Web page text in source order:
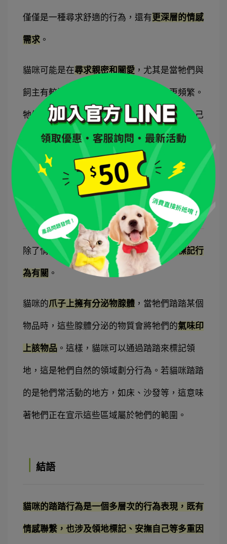
僅僅是一種尋求舒適的行為，還有更深層的情感
需求 。
貓咪可能是在尋求親密和關愛 ，尤其是當牠們與
飼主有較深的感情聯繫時，這種行為會更頻繁。
牠們通過這樣的行為來表達信任與依賴，將自己
視為家庭的一部分，並願意在飼主身邊尋求安
慰。
｜踏踏與貓咪的領地意識
除了情感需求，踏踏還可能與貓咪的領地標記行
為有關 。
貓咪的爪子上擁有分泌物腺體 ，當牠們踏踏某個
物品時，這些腺體分泌的物質會將牠們的氣味印
上該物品 。這樣，貓咪可以通過踏踏來標記領
地，這是牠們自然的領域劃分行為。若貓咪踏踏
的是牠們常活動的地方，如床、沙發等，這意味
著牠們正在宣示這些區域屬於牠們的範圍。
結語
貓咪的踏踏行為是一個多層次的行為表現，既有
情感聯繫，也涉及領地標記、安撫自己等多重因